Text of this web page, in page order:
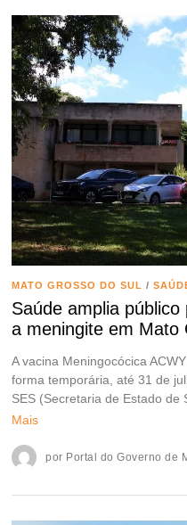
MATO GROSSO DO SUL /
Saúde amplia
a meningite em Mato
A vacina Meningocócica
forma temporária, até 31 de
SES (Secretaria de Estado
Mais
por Portal do Governo de